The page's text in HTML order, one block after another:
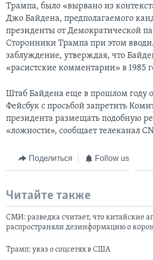
Трампа, было «вырвано из
Джо Байдена, предполагаемого
президенты от Демократической
Сторонники Трампа при этом
заблуждение, утверждая, что
«расистские комментарии» в 1985
Штаб Байдена еще в прошлом году
Фейсбук с просьбой запретить
президента размещать подобную
«ложности», сообщает телеканал
Поделиться Follow us
Читайте также
СМИ: разведка считает, что китайские
распространяли дезинформацию о
Трамп: указ о соцсетях в США